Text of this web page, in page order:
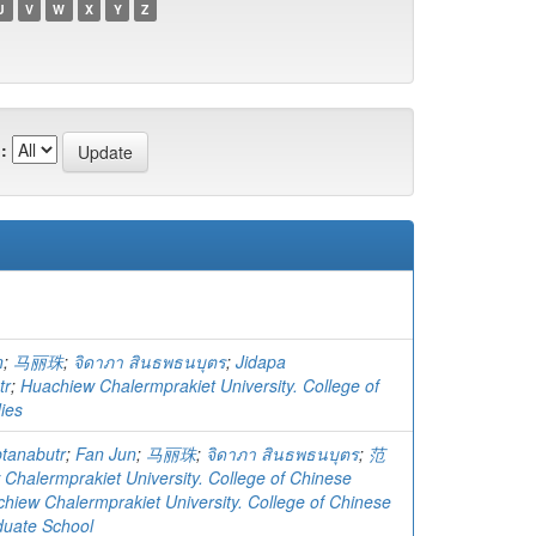
V W X Y Z
; 马丽珠; จิดาภา สินธพธนบุตร; Jidapa
; Huachiew Chalermprakiet University. College of
; Fan Jun; 马丽珠; จิดาภา สินธพธนบุตร; 范
University. College of Chinese
Chalermprakiet University. College of Chinese
School